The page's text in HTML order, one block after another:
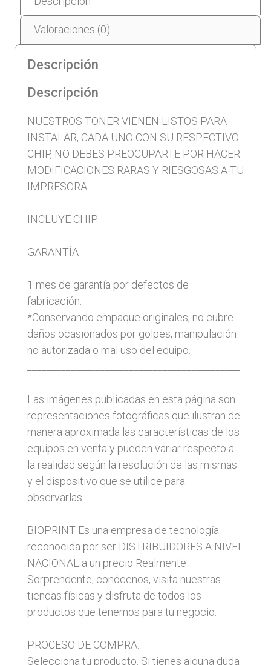
Valoraciones (0)
Descripción
Descripción
NUESTROS TONER VIENEN LISTOS PARA
INSTALAR, CADA UNO CON SU RESPECTIVO
CHIP, NO DEBES PREOCUPARTE POR HACER
MODIFICACIONES RARAS Y RIESGOSAS A TU
IMPRESORA.
INCLUYE CHIP
GARANTÍA
1 mes de garantía por defectos de
fabricación.
*Conservando empaque originales, no cubre
daños ocasionados por golpes, manipulación
no autorizada o mal uso del equipo.
Las imágenes publicadas en esta página son
representaciones fotográficas que ilustran de
manera aproximada las características de los
equipos en venta y pueden variar respecto a
la realidad según la resolución de las mismas
y el dispositivo que se utilice para
observarlas.
BIOPRINT Es una empresa de tecnología
reconocida por ser DISTRIBUIDORES A NIVEL
NACIONAL a un precio Realmente
Sorprendente, conócenos, visita nuestras
tiendas físicas y disfruta de todos los
productos que tenemos para tu negocio.
PROCESO DE COMPRA:
Selecciona tu producto. Si tienes alguna duda